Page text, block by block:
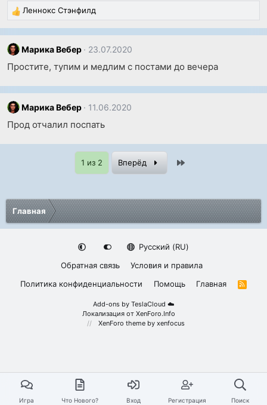
Р
е
а
к
и
:
Леннокс Стэнфилд
Марика Вебер 23.07.2020
Простите, тупим и медлим с постами до вечера
Марика Вебер 11.06.2020
Прод отчалил поспать
1 из 2 Вперёд
Главная
Русский (RU)
Обратная связь
Условия и правила
Политика конфиденциальности
Помощь Главная
R
Add-ons by TeslaCloud ☁️
Локализация от XenForo.Info
XenForo theme by xenfocus
Игра Что Нового? Вход Регистрация Поиск